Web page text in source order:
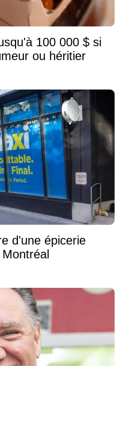
100 000 $ si
ou héritier
d'une épicerie